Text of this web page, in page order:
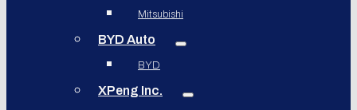
Mitsubishi
BYD Auto
BYD
XPeng Inc.